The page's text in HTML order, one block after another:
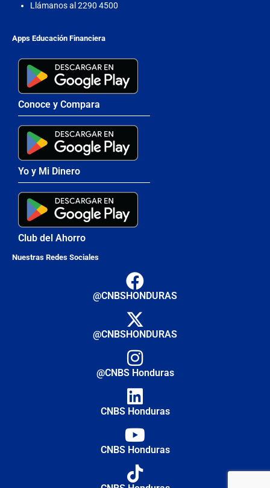
Llámanos al 2290 4500
Apps Educación Financiera
Conoce y Compara
Yo y Mi Dinero
Club del Ahorro
Nuestras Redes Sociales
@CNBSHONDURAS
@CNBSHONDURAS
@CNBS Honduras
CNBS Honduras
CNBS Honduras